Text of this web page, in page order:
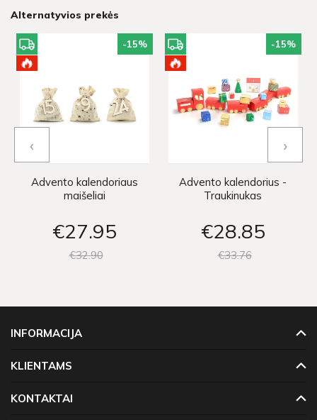
Alternatyvios prekės
-15%
Advento kalendoriaus
maišeliai
€27 95
€3290
-15%
Advento kalendorius -
Traukinukas
€28 85
€3376
‹ ›
INFORMACIJA
KLIENTAMS
KONTAKTAI